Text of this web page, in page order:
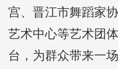
宫、晋江市舞蹈家
艺术中心等艺术团
台，为群众带来一